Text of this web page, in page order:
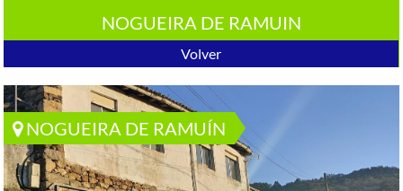
NOGUEIRA DE RAMUIN
Volver
NOGUEIRA DE RAMUÍN